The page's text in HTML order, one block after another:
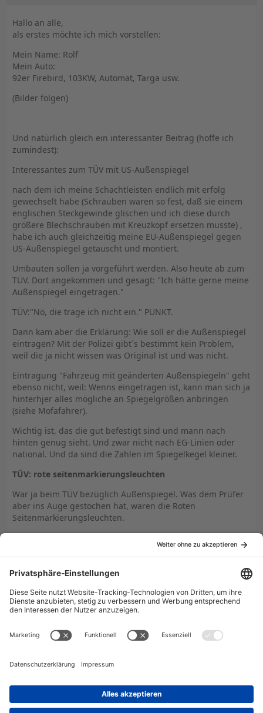
Hallo an alle,
als erstes möchte ich mich vorstellen:
Mein Name: Rolf
Mein Auto:
92er Firebird, 103KW, Automat, Targa usw.
(Bilder folgen)
Und natürlich gleich ein interessanter Beitrag (hoffe ich
zumindest):
Interessantes zum TÜV mit US-Außenspiegel
nach dem ich meine Schachtleisten endlich mit erfolg
gewechselt habe (Schrauben waren so fest, daß sie einem
englischen Steckgewinde glischen und ich diese durch
größere Blechschrauben mit Kreuzkopf ersetzen musste) ,
habe ich auch gleichzeitig meine EU-Außenspiegel gegen
US-Außenspiegel getauscht und montiert.
Umbauten sollen ja vorgeführt werden. Also heute ab zum
TÜV. Dort angekommen und gesagt: "Ich hätte gerne meine
Außenspiegel eingetragen."
TÜV:"Nö, die trage ich nicht ein." PUNKT.
Dann kam aber die Erklärung: Wie soll er die Außenspiegel
eintragen? Mit der Polizei gibt´s bestimmt kein Problem,
weil die ja nicht wissen was Original ist und was nicht.
Eintragung "Fahrzeug mit geänderten Außenspiegeln" geht
ebenso nicht, weil: Wenns eingetragen ist, kann man sich ja
hinterhjer alles mögliche an Spiegelgrößen anbringen
(siehe Mofafahrer).
Wichtig ist, das die gut befestigt sind und mann nach
hinten genug sieht. Und zwar nicht nach EG-Linien oder
national. Und da sind die Zahlen im Spiegelkegel kleiner.
TÜV: rote seitenmarkierungsleuchten
War ja beim TÜV bezüglich Außenspiegel. Was dem Prüfer
aber ins Auge gestochen hat, waren die Roten
Seitenmarkierungsleuchten.
Meine Antwort: Sind eingetragen, worauf er sofort den
Schein haben wollte. Kam aus dem Stauen nicht mehr raus:
Da hat ja einer einen Bock geschossen.......
Somit war auch das Thema erledigt. Was bei der nächsten
HU ist, weiß ich nicht, fahre trotzdem zur Dekra. Die kennen
Trotzdem zur sicherheit: nächste HU in 2010 erfolgt